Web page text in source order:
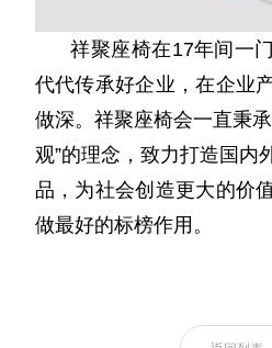
祥聚座椅在17年间一门
代代传承好企业，在企业
做深。祥聚座椅会一直秉
观”的理念，致力打造国内
品，为社会创造更大的价
做最好的标榜作用。